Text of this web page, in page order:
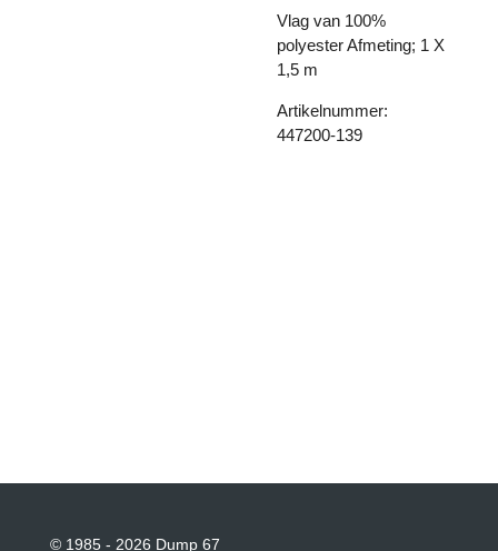
Vlag van 100%
polyester Afmeting; 1 X
1,5 m
Artikelnummer:
447200-139
© 1985 - 2026 Dump 67